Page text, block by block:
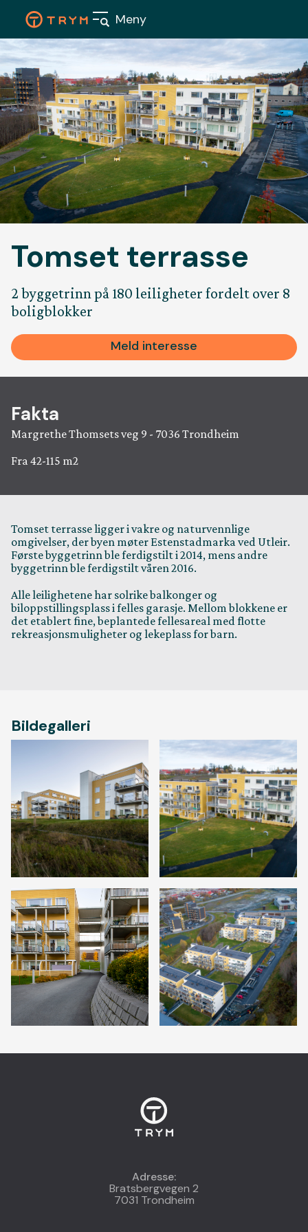
content
Meny
Våre
Aktuelt
Om oss
Kontakt
Tomset terrasse
2 byggetrinn på 180 leiligheter fordelt over 8
boligblokker
Meld interesse
Fakta
Margrethe Thomsets veg 9 - 7036 Trondheim
Fra 42-115 m2
Tomset terrasse ligger i vakre og naturvennlige
omgivelser, der byen møter Estenstadmarka ved Utleir.
Første byggetrinn ble ferdigstilt i 2014, mens andre
byggetrinn ble ferdigstilt våren 2016.
Alle leilighetene har solrike balkonger og
biloppstillingsplass i felles garasje. Mellom blokkene er
det etablert fine, beplantede fellesareal med flotte
rekreasjonsmuligheter og lekeplass for barn.
Bildegalleri
Adresse:
Bratsbergvegen 2
7031 Trondheim